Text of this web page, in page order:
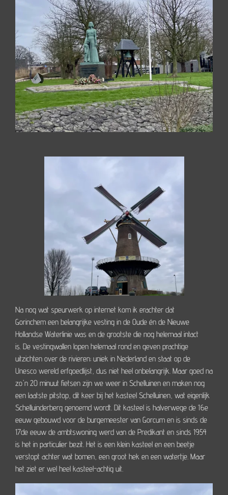
Na nog wat speurwerk op internet kom ik erachter dat
Gorinchem een belangrijke vesting in de Oude én de Nieuwe
Hollandse Waterlinie was en de grootste die nog helemaal intact
is. De vestingwallen lopen helemaal rond en geven prachtige
uitzichten over de rivieren; uniek in Nederland en staat op de
Unesco wereld erfgoedlijst, dus niet heel onbelangrijk. Maar goed na
zo'n 20 minuut fietsen zijn we weer in Schelluinen en maken nog
een laatste pitstop, dit keer bij het kasteel Schelluinen, wat eigenlijk
Schelluinderberg genoemd wordt. Dit kasteel is halverwege de 16e
eeuw gebouwd voor de burgemeester van Gorcum en is sinds de
17de eeuw de ambtswoning werd van de Predikant en sinds 1954
is het in particulier bezit. Het is een klein kasteel en een beetje
verstopt achter wat bomen, een groot hek en een watertje. Maar
het ziet er wel heel kasteel-achtig uit.